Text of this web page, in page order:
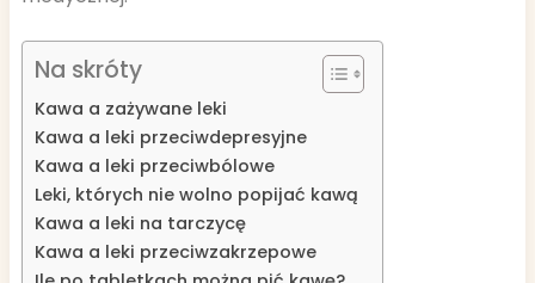
Na skróty
Kawa a zażywane leki
Kawa a leki przeciwdepresyjne
Kawa a leki przeciwbólowe
Leki, których nie wolno popijać kawą
Kawa a leki na tarczycę
Kawa a leki przeciwzakrzepowe